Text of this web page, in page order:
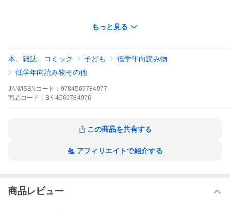
長谷川義史
もっと見る
本、雑誌、コミック 子ども
低学年向読み物
低学年向読み物その他
JAN/ISBNコード： 9784569784977
商品 コード： BK-4569784976
この商品を共有する
アフィリエイトで紹介する
商品レビュー